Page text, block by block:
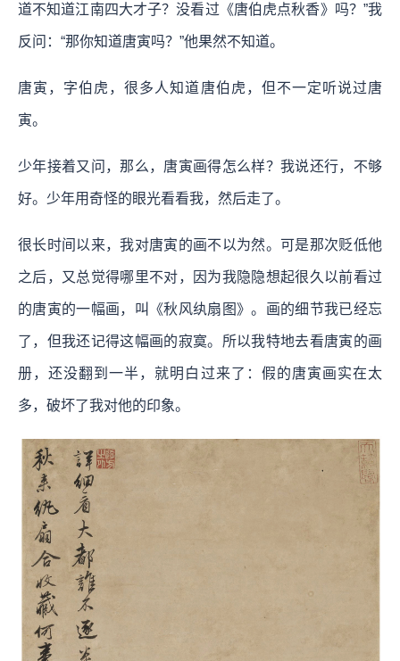
道不知道江南四大才子？没看过《唐伯虎点秋香》吗？”我
反问：“那你知道唐寅吗？”他果然不知道。
唐寅，字伯虎，很多人知道唐伯虎，但不一定听说过唐
寅。
少年接着又问，那么，唐寅画得怎么样？我说还行，不够
好。少年用奇怪的眼光看看我，然后走了。
很长时间以来，我对唐寅的画不以为然。可是那次贬低他
之后，又总觉得哪里不对，因为我隐隐想起很久以前看过
的唐寅的一幅画，叫《秋风纨扇图》。画的细节我已经忘
了，但我还记得这幅画的寂寞。所以我特地去看唐寅的画
册，还没翻到一半，就明白过来了：假的唐寅画实在太
多，破坏了我对他的印象。